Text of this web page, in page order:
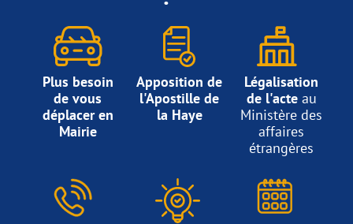
Plus besoin
de vous
déplacer en
Mairie
Apposition de
l'Apostille de
la Haye
Légalisation
de l'acteau
Ministère des
affaires
étrangères